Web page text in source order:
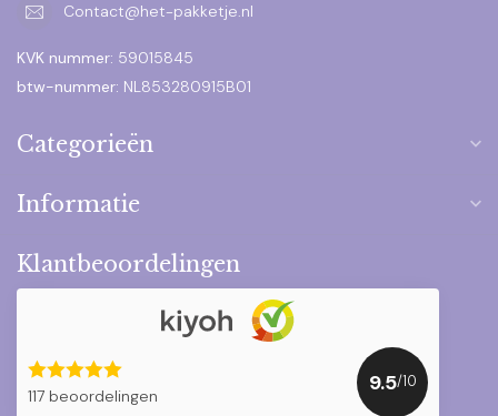
Contact@het-pakketje.nl
KVK nummer: 59015845
btw-nummer: NL853280915B01
Categorieën
Informatie
Klantbeoordelingen
117 beoordelingen
9.5/10